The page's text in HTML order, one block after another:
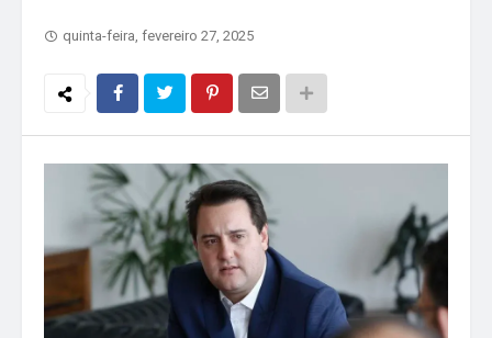
quinta-feira, fevereiro 27, 2025